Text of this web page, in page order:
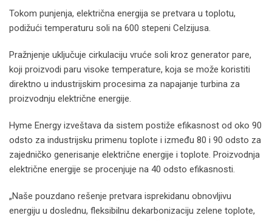
Tokom punjenja, električna energija se pretvara u toplotu,
podižući temperaturu soli na 600 stepeni Celzijusa.
Pražnjenje uključuje cirkulaciju vruće soli kroz generator pare,
koji proizvodi paru visoke temperature, koja se može koristiti
direktno u industrijskim procesima za napajanje turbina za
proizvodnju električne energije.
Hyme Energy izveštava da sistem postiže efikasnost od oko 90
odsto za industrijsku primenu toplote i između 80 i 90 odsto za
zajedničko generisanje električne energije i toplote. Proizvodnja
električne energije se procenjuje na 40 odsto efikasnosti.
„Naše pouzdano rešenje pretvara isprekidanu obnovljivu
energiju u doslednu, fleksibilnu dekarbonizaciju zelene toplote,